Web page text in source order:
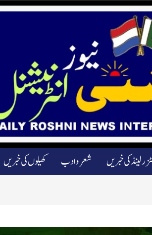
کھیلوں کی خبریں شعرو ادب کی خبریں